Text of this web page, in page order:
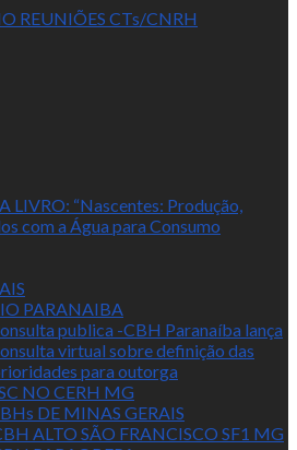
REUNIÕES CTs/CNRH
LIVRO: “Nascentes: Produção,
com a Água para Consumo
PARANAIBA
publica -CBH Paranaíba lança
virtual sobre definição das
para outorga
NO CERH MG
DE MINAS GERAIS
ALTO SÃO FRANCISCO SF1 MG